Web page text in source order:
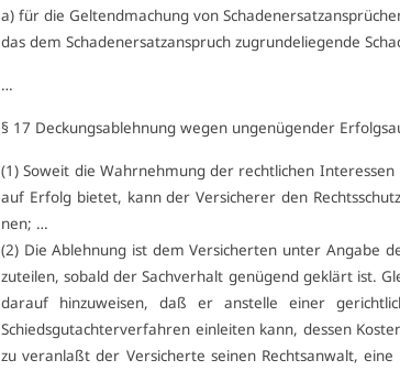
a) für die Gel­tend­ma­chung von
das dem Scha­den­er­satz­an­spruch zu­grun­de­lie­gen­de
…
§ 17 De­ckungsa­b­leh­nung we­gen un­ge­nü­gen­der
(1) So­weit die Wahr­neh­mung der recht­li­chen In­ter­es­sen
auf Er­folg bie­tet, kann der Ver­si­che­rer den
nen; …
(2) Die Ab­leh­nung ist dem Ver­si­cher­ten un­ter An­ga­be
zu­tei­len, so­bald der Sach­ver­halt ge­nü­gend ge­klärt ist.
dar­auf hin­zu­wei­sen, daß er an­stel­le ei­ner
Schieds­gut­ach­ter­ver­fah­ren ein­lei­ten kann, des­sen
zu ver­an­laßt der Ver­si­cher­te sei­nen Rechts­an­walt,